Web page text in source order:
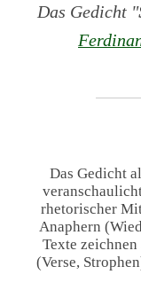
Das Gedicht "
Das Gedicht
rhetorischer
Anaphern
Texte
(Verse,